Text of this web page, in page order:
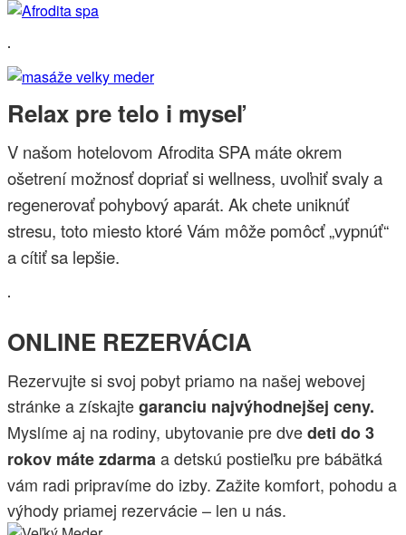
.
Relax pre telo i myseľ
V našom hotelovom Afrodita SPA máte okrem
ošetrení možnosť dopriať si wellness, uvoľniť svaly a
regenerovať pohybový aparát. Ak chete uniknúť
stresu, toto miesto ktoré Vám môže pomôcť „vypnúť“
a cítiť sa lepšie.
.
ONLINE REZERVÁCIA
Rezervujte si svoj pobyt priamo na našej webovej
stránke a získajtegaranciu najvýhodnejšej ceny.
Myslíme aj na rodiny, ubytovanie pre dvedeti do 3
rokov máte zdarmaa detskú postieľku pre bábätká
vám radi pripravíme do izby. Zažite komfort, pohodu a
výhody priamej rezervácie – len u nás.